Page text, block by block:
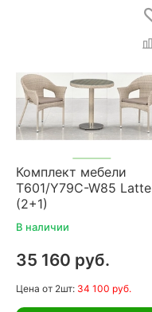
Комплект мебели
T601/Y79C-W85 Latte
(2+1)
В наличии
35 160 руб.
Цена от 2шт: 34 100 руб.